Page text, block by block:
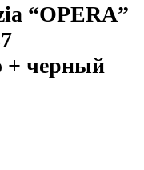
“OPERA”
+ черный